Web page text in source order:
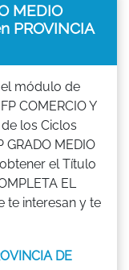
MEDIO
PROVINCIA
módulo de
COMERCIO Y
los Ciclos
MEDIO
el Título
EL
te interesan y te
DE